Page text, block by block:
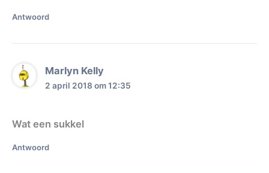
Antwoord
Marlyn Kelly
2 april 2018 om 12:35
Wat een sukkel
Antwoord